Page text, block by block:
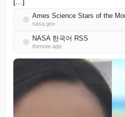
Ames Science Stars of the
nasa.gov
NASA 한국어 RSS
thenote.app